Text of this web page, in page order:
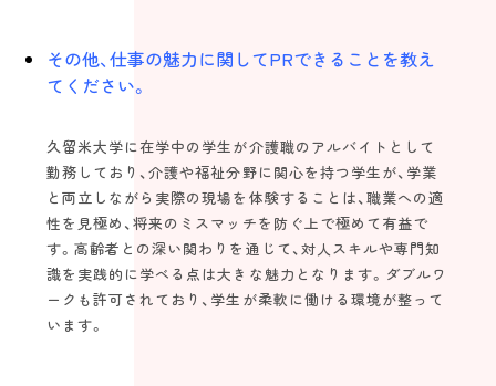
その他、仕事の魅力に関してPRできることを教え
てください。
久留米大学に在学中の学生が介護職のアルバイトとして
勤務しており、介護や福祉分野に関心を持つ学生が、学業
と両立しながら実際の現場を体験することは、職業への適
性を見極め、将来のミスマッチを防ぐ上で極めて有益で
す。高齢者との深い関わりを通じて、対人スキルや専門知
識を実践的に学べる点は大きな魅力となります。ダブルワ
ークも許可されており、学生が柔軟に働ける環境が整って
います。